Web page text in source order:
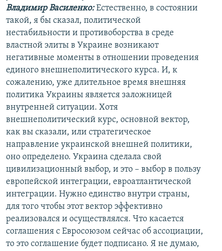
Владимир Василенко:Естественно, в состоянии
такой, я бы сказал, политической
нестабильности и противоборства в среде
властной элиты в Украине возникают
негативные моменты в отношении проведения
единого внешнеполитического курса. И, к
сожалению, уже длительное время внешняя
политика Украины является заложницей
внутренней ситуации. Хотя
внешнеполитический курс, основной вектор,
как вы сказали, или стратегическое
направление украинской внешней политики,
оно определено. Украина сделала свой
цивилизационный выбор, и это – выбор в пользу
европейской интеграции, евроатлантической
интеграции. Нужно единство внутри страны,
для того чтобы этот вектор эффективно
реализовался и осуществлялся. Что касается
соглашения с Евросоюзом сейчас об ассоциации,
то это соглашение будет подписано. Я не думаю,